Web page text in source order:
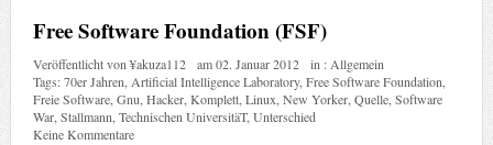
Free Software Foundation (FSF)
Veröffentlicht von¥akuza112 am02. Januar 2012 in : Allgemein
Tags:70er Jahren Artificial Intelligence Laboratory, Free Software Foundation
Freie Software, Gnu Hacker, Komplett, Linux New Yorker, Quelle, Software
War, Stallmann Technischen UniversitäT, Unterschied
Keine Kommentare